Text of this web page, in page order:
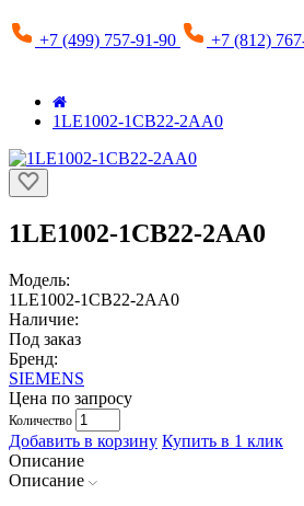
+7 (499) 757-91-90 +7 (812)
1LE1002-1CB22-2AA0
1LE1002-1CB22-2AA0
Модель:
1LE1002-1CB22-2AA0
Наличие:
Под заказ
Бренд:
SIEMENS
Цена по запросу
Количество
Добавить в корзину Купить в 1 клик
Описание
Описание